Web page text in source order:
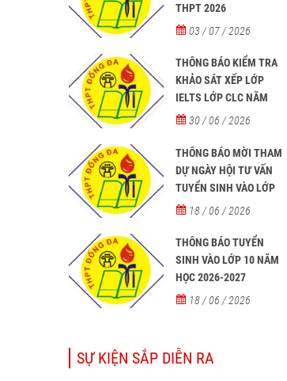
THPT 2026
03 / 07 / 2026
THÔNG BÁO KIỂM TRA
KHẢO SÁT XẾP LỚP
IELTS LỚP CLC NĂM
HỌC 2026 - 2027
30 / 06 / 2026
THÔNG BÁO MỜI THAM
DỰ NGÀY HỘI TƯ VẤN
TUYỂN SINH VÀO LỚP
10 NĂM HỌC 2026–2027
18 / 06 / 2026
THÔNG BÁO TUYỂN
SINH VÀO LỚP 10 NĂM
HỌC 2026-2027
18 / 06 / 2026
SỰ KIỆN SẮP DIỄN RA